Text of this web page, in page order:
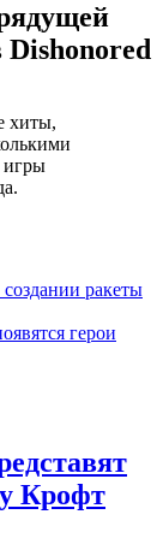
Dishonored
хиты,
игры
ракеты
герои
Крофт